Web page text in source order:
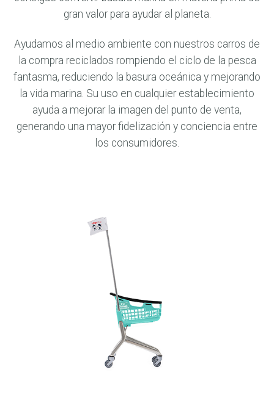
gran valor para ayudar al planeta.
Ayudamos al medio ambiente con nuestros carros de
la compra reciclados rompiendo el ciclo de la pesca
fantasma, reduciendo la basura oceánica y mejorando
la vida marina. Su uso en cualquier establecimiento
ayuda a mejorar la imagen del punto de venta,
generando una mayor fidelización y conciencia entre
los consumidores.